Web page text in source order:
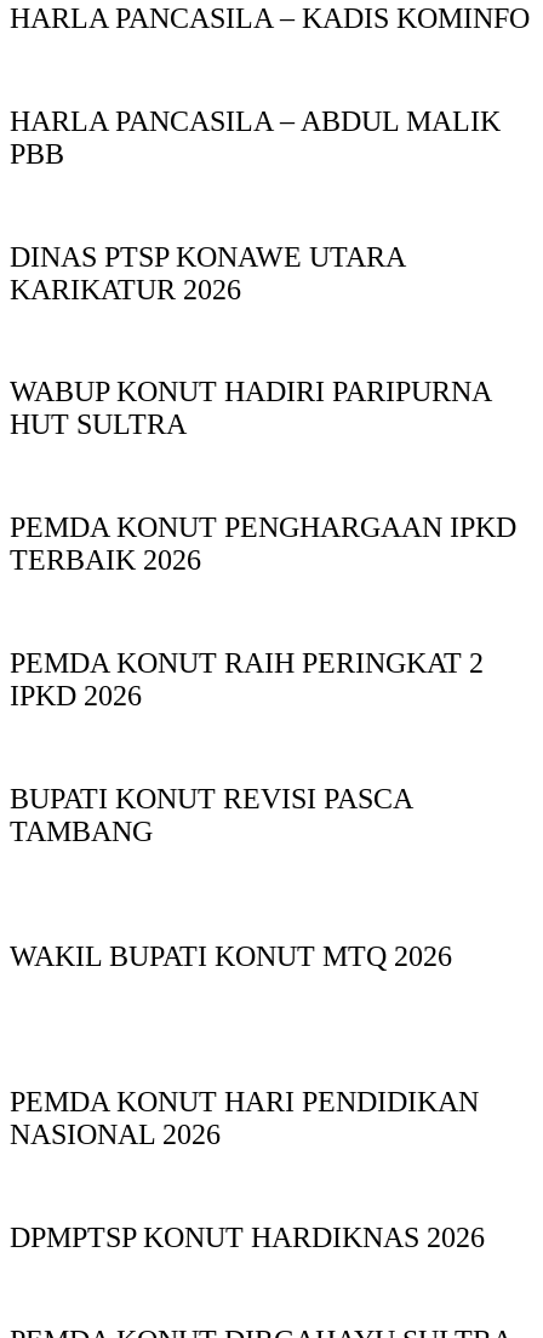
HARLA PANCASILA – KADIS KOMINFO
HARLA PANCASILA – ABDUL MALIK
PBB
DINAS PTSP KONAWE UTARA
KARIKATUR 2026
WABUP KONUT HADIRI PARIPURNA
HUT SULTRA
PEMDA KONUT PENGHARGAAN IPKD
TERBAIK 2026
PEMDA KONUT RAIH PERINGKAT 2
IPKD 2026
BUPATI KONUT REVISI PASCA
TAMBANG
WAKIL BUPATI KONUT MTQ 2026
PEMDA KONUT HARI PENDIDIKAN
NASIONAL 2026
DPMPTSP KONUT HARDIKNAS 2026